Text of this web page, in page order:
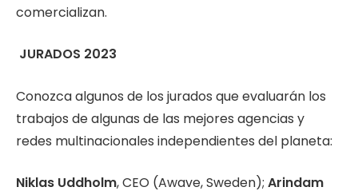
comercializan.
JURADOS 2023
Conozca algunos de los jurados que evaluarán los
trabajos de algunas de las mejores agencias y
redes multinacionales independientes del planeta:
Niklas Uddholm, CEO (Awave, Sweden); Arindam